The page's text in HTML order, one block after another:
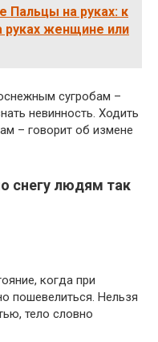
Пальцы на руках: к
руках женщине или
сугробам –
невинность. Ходить
– говорит об измене
снегу людям так
когда при
пошевелиться. Нельзя
тело словно